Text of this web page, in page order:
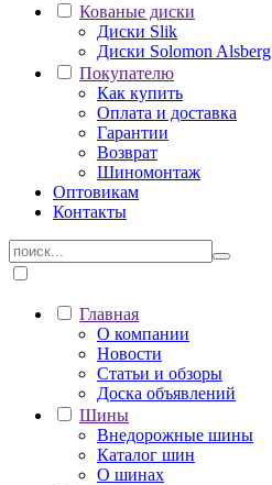
Кованые диски
Диски Slik
Диски Solomon Alsberg
Покупателю
Как купить
Оплата и доставка
Гарантии
Возврат
Шиномонтаж
Оптовикам
Контакты
Главная
О компании
Новости
Статьи и обзоры
Доска объявлений
Шины
Внедорожные шины
Каталог шин
О шинах